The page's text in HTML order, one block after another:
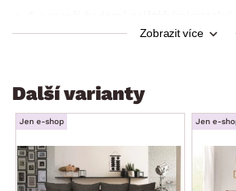
polštáře cca 35×35 cm)
opěrák: množství polštářů =
podepření zad
60 cm/bez polštářů: 89 cm
výška sedáku: 43 cm
Zobrazit více
Další varianty
Jen e-shop Jen e-